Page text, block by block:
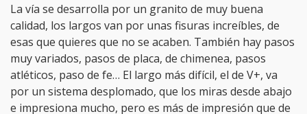
La vía se desarrolla por un granito de muy buena
calidad, los largos van por unas fisuras increíbles, de
esas que quieres que no se acaben. También hay pasos
muy variados, pasos de placa, de chimenea, pasos
atléticos, paso de fe… El largo más difícil, el de V+, va
por un sistema desplomado, que los miras desde abajo
e impresiona mucho, pero es más de impresión que de